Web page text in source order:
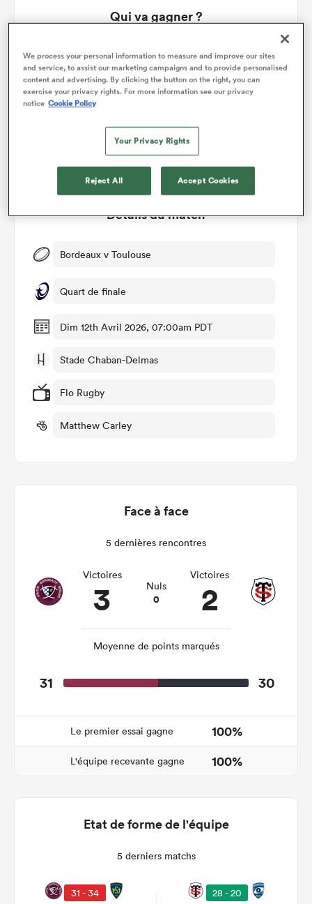
Qui va gagner ?
Détails du match
Bordeaux v Toulouse
Quart de finale
Dim 12th Avril 2026, 07:00am PDT
Stade Chaban-Delmas
Flo Rugby
Matthew Carley
Face à face
5 dernières rencontres
Victoires
3 Nuls
0
Victoires
2
Moyenne de points marqués
31 30
Le premier essai gagne 100%
L'équipe recevante gagne 100%
Etat de forme de l'équipe
5 derniers matchs
31 - 34 28 - 20
We process your personal information to measure and improve our sites
and service, to assist our marketing campaigns and to provide personalised
content and advertising. By clicking the button on the right, you can
exercise your privacy rights. For more information see our privacy
notice Cookie Policy
Your Privacy Rights
Reject All Accept Cookies